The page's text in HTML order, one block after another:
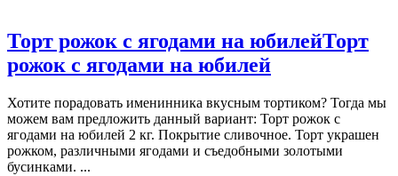
Торт рожок с ягодами на юбилейТорт
рожок с ягодами на юбилей
Хотите порадовать именинника вкусным тортиком? Тогда мы
можем вам предложить данный вариант: Торт рожок с
ягодами на юбилей 2 кг. Покрытие сливочное. Торт украшен
рожком, различными ягодами и съедобными золотыми
бусинками. ...